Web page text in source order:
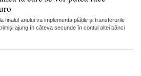
finalul anului va implementa plățile și transferurile
ajung în câteva secunde în contul altei bănci